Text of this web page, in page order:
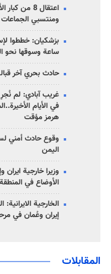
اعتقال 8 من
ومنتسبي الجماعات
ساعة وسوقها نحو
حادث بحري آخر
غريب آبادي: لم
في الأيام
هرمز مؤقت
وقوع حادث أمني
اليمن
وزيرا خارجية ايران
الأوضاع في المنطقة
الخارجية
إيران وعُمان في
المقابلات